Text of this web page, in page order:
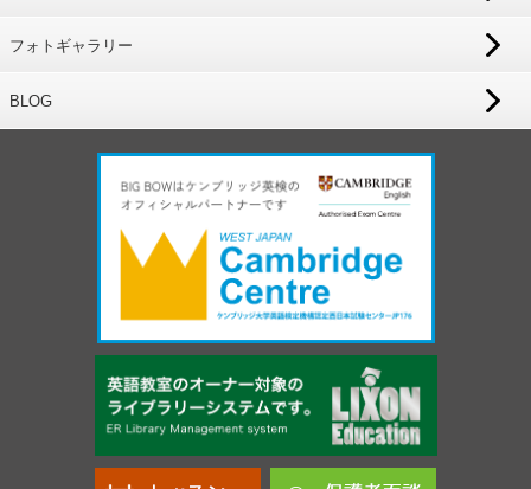
フォトギャラリー
BLOG